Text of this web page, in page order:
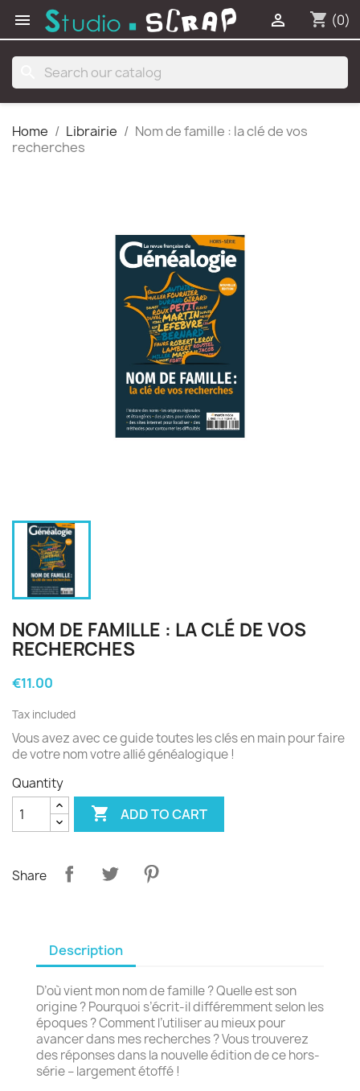
 shopping_cart (0)

Home Librairie
Nom de famille : la clé de vos
recherches
NOM DE FAMILLE : LA CLÉ DE VOS
RECHERCHES
€11.00
Tax included
Vous avez avec ce guide toutes les clés en main pour faire
de votre nom votre allié généalogique !
Quantity
 ADD TO CART
Share
Description
D’où vient mon nom de famille ? Quelle est son
origine ? Pourquoi s’écrit-il différemment selon les
époques ? Comment l’utiliser au mieux pour
avancer dans mes recherches ? Vous trouverez
des réponses dans la nouvelle édition de ce hors-
série – largement étoffé !